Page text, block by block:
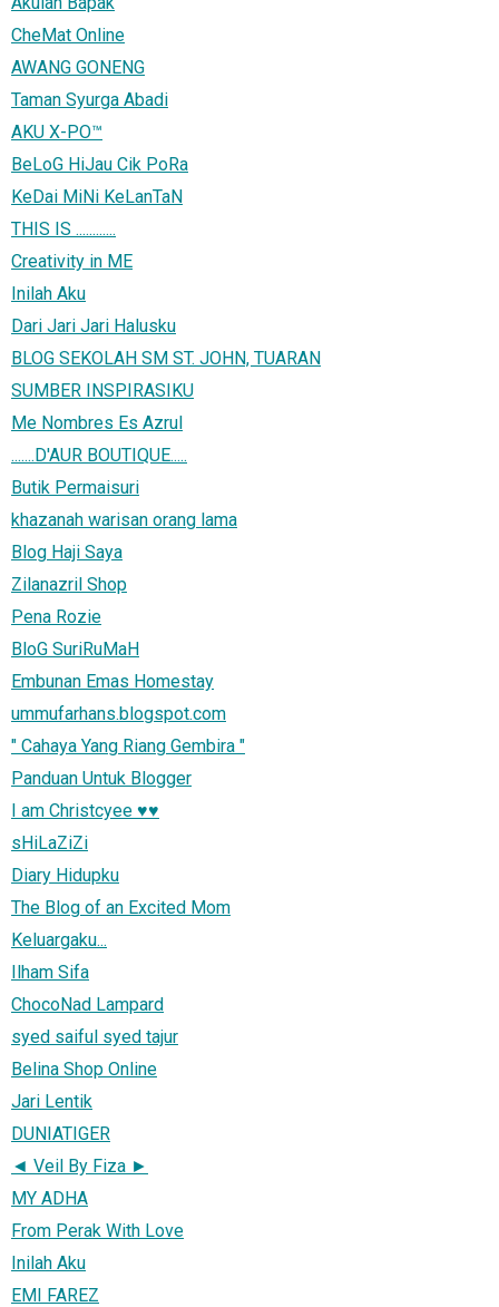
CheMat Online
AWANG GONENG
Taman Syurga Abadi
AKU X-PO™
BeLoG HiJau Cik PoRa
KeDai MiNi KeLanTaN
THIS IS ............
Creativity in ME
Inilah Aku
Dari Jari Jari Halusku
BLOG SEKOLAH SM ST. JOHN, TUARAN
SUMBER INSPIRASIKU
Me Nombres Es Azrul
.......D'AUR BOUTIQUE.....
Butik Permaisuri
khazanah warisan orang lama
Blog Haji Saya
Zilanazril Shop
Pena Rozie
BloG SuriRuMaH
Embunan Emas Homestay
ummufarhans.blogspot.com
" Cahaya Yang Riang Gembira "
Panduan Untuk Blogger
I am Christcyee ♥♥
sHiLaZiZi
Diary Hidupku
The Blog of an Excited Mom
Keluargaku...
Ilham Sifa
ChocoNad Lampard
syed saiful syed tajur
Belina Shop Online
Jari Lentik
DUNIATIGER
◄ Veil By Fiza ►
MY ADHA
From Perak With Love
Inilah Aku
EMI FAREZ